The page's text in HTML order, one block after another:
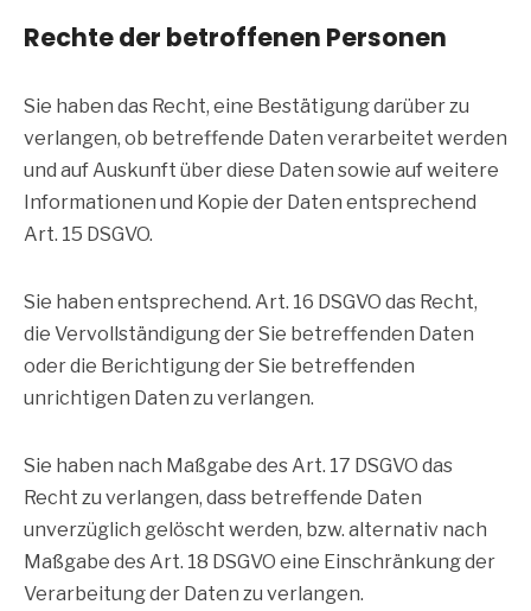
Rechte der betroffenen Personen
Sie haben das Recht, eine Bestätigung darüber zu
verlangen, ob betreffende Daten verarbeitet werden
und auf Auskunft über diese Daten sowie auf weitere
Informationen und Kopie der Daten entsprechend
Art. 15 DSGVO.
Sie haben entsprechend. Art. 16 DSGVO das Recht,
die Vervollständigung der Sie betreffenden Daten
oder die Berichtigung der Sie betreffenden
unrichtigen Daten zu verlangen.
Sie haben nach Maßgabe des Art. 17 DSGVO das
Recht zu verlangen, dass betreffende Daten
unverzüglich gelöscht werden, bzw. alternativ nach
Maßgabe des Art. 18 DSGVO eine Einschränkung der
Verarbeitung der Daten zu verlangen.